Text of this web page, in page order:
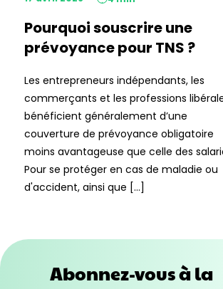
Pourquoi souscrire une
prévoyance pour TNS ?
Les entrepreneurs indépendants, les
commerçants et les professions
bénéficient généralement d’une
couverture de prévoyance obligatoire
moins avantageuse que celle des
Pour se protéger en cas de maladie ou
d'accident, ainsi que […]
Abonnez-vous à la